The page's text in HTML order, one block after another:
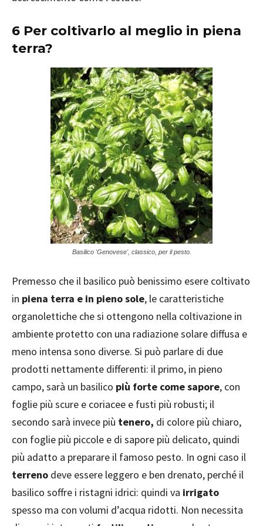
6 Per coltivarlo al meglio in piena
terra?
Basilico 'Genovese', classico, per il pesto.
Premesso che il basilico può benissimo esere coltivato
in piena terra e in pieno sole, le caratteristiche
organolettiche che si ottengono nella coltivazione in
ambiente protetto con una radiazione solare diffusa e
meno intensa sono diverse. Si può parlare di due
prodotti nettamente differenti: il primo, in pieno
campo, sarà un basilico più forte come sapore, con
foglie più scure e coriacee e fusti più robusti; il
secondo sarà invece più tenero, di colore più chiaro,
con foglie più piccole e di sapore più delicato, quindi
più adatto a preparare il famoso pesto. In ogni caso il
terreno deve essere leggero e ben drenato, perché il
basilico soffre i ristagni idrici: quindi va irrigato
spesso ma con volumi d’acqua ridotti. Non necessita